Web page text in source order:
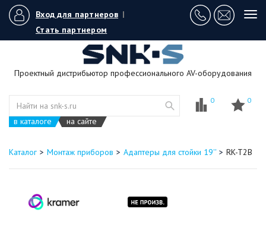
Вход для партнеров |
Стать партнером
Проектный дистрибьютор профессионального AV-оборудования
в каталоге на сайте
0 0
Каталог Монтаж приборов Адаптеры для стойки 19'' RK-T2B